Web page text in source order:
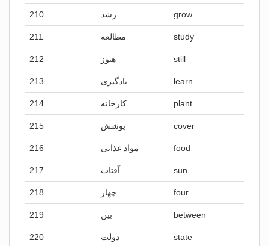
210 رشد grow
211 مطالعه study
212 هنوز still
213 یادگیری learn
214 کارخانه plant
215 پوشش cover
216 مواد غذایی food
217 آفتاب sun
218 چهار four
219 بین between
220 دولت state